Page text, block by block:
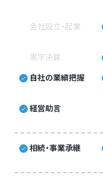
会社設立・起業
黒字決算
自社の業績把握
経営助言
相続・事業承継